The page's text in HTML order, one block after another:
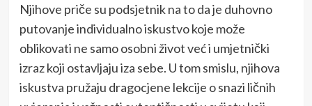
Njihove priče su podsjetnik na to da je duhovno
putovanje individualno iskustvo koje može
oblikovati ne samo osobni život već i umjetnički
izraz koji ostavljaju iza sebe. U tom smislu, njihova
iskustva pružaju dragocjene lekcije o snazi ličnih